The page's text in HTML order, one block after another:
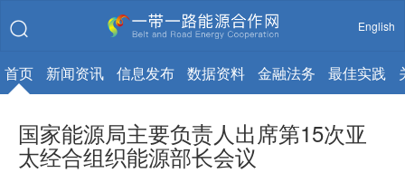
English
首页 新闻资讯 信息发布 数据资料 金融法务 最佳实践
国家能源局主要负责人出席第15次亚
太经合组织能源部长会议